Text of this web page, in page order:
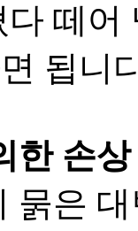
떼어
됩니
한 손상
묽은